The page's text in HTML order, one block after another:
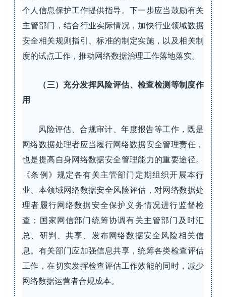
个人信息保护工作提供指导。下一步应当鼓励有关
主管部门，结合行业实际情况，加快行业领域数据
安全相关规则指引、标准的制定实施，以及相关制
度的试点工作，推动网络数据治理工作落地落实。
（三）充分发挥风险评估、检查检测等制度作
用
风险评估、合规审计、年度报告等工作，既是
网络数据处理者应当履行网络数据安全管理责任，
也是提高自身网络数据安全管理能力的重要途径。
《条例》规定各有关主管部门定期组织开展本行
业、本领域网络数据安全风险评估，对网络数据处
理者履行网络数据安全保护义务情况进行监督检
查；国家网信部门统筹协调有关主管部门及时汇
总、研判、共享、发布网络数据安全风险相关信
息。有关部门应加强信息共享，统筹各类检查评估
工作，在切实发挥检查评估工作效能的同时，减少
网络数据运营者合规成本。